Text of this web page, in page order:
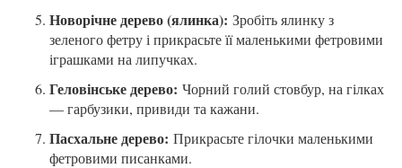
Новорічне дерево (ялинка): Зробіть ялинку з
зеленого фетру і прикрасьте її маленькими фетровими
іграшками на липучках.
Геловінське дерево: Чорний голий стовбур, на гілках
— гарбузики, привиди та кажани.
Пасхальне дерево: Прикрасьте гілочки маленькими
фетровими писанками.